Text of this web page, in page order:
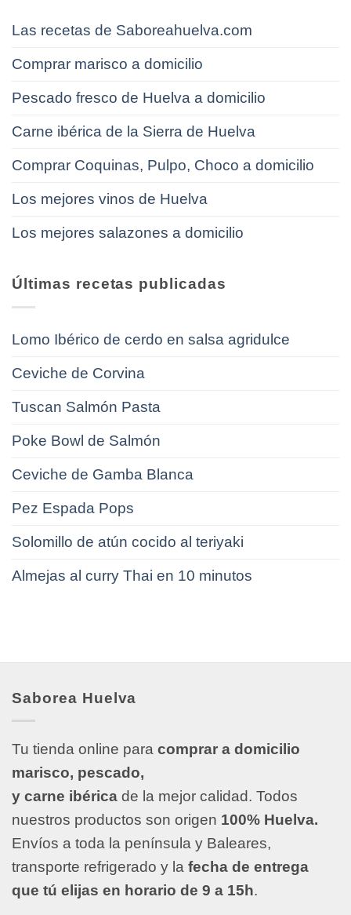
Las recetas de Saboreahuelva.com
Comprar marisco a domicilio
Pescado fresco de Huelva a domicilio
Carne ibérica de la Sierra de Huelva
Comprar Coquinas, Pulpo, Choco a domicilio
Los mejores vinos de Huelva
Los mejores salazones a domicilio
Últimas recetas publicadas
Lomo Ibérico de cerdo en salsa agridulce
Ceviche de Corvina
Tuscan Salmón Pasta
Poke Bowl de Salmón
Ceviche de Gamba Blanca
Pez Espada Pops
Solomillo de atún cocido al teriyaki
Almejas al curry Thai en 10 minutos
Saborea Huelva
Tu tienda online para comprar a domicilio
marisco, pescado,
y carne ibérica de la mejor calidad. Todos
nuestros productos son origen 100% Huelva.
Envíos a toda la península y Baleares,
transporte refrigerado y la fecha de entrega
que tú elijas en horario de 9 a 15h.